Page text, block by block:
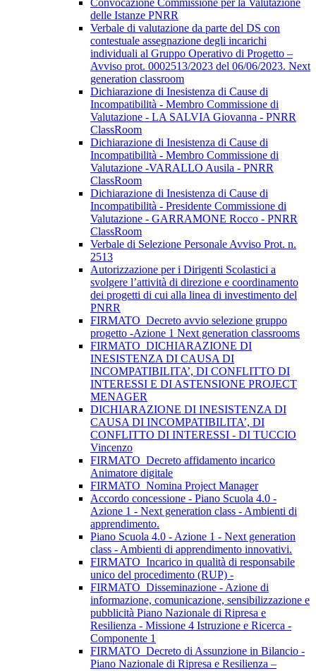
Convocazione Commissione per la Valutazione
delle Istanze PNRR
Verbale di valutazione da parte del DS con
contestuale assegnazione degli incarichi
individuali al Gruppo Operativo di Progetto –
Avviso prot. 0002513/2023 del 06/06/2023. Next
generation classroom
Dichiarazione di Inesistenza di Cause di
Incompatibilità - Membro Commissione di
Valutazione - LA SALVIA Giovanna - PNRR
ClassRoom
Dichiarazione di Inesistenza di Cause di
Incompatibilità - Membro Commissione di
Valutazione -VARALLO Ausila - PNRR
ClassRoom
Dichiarazione di Inesistenza di Cause di
Incompatibilità - Presidente Commissione di
Valutazione - GARRAMONE Rocco - PNRR
ClassRoom
Verbale di Selezione Personale Avviso Prot. n.
2513
Autorizzazione per i Dirigenti Scolastici a
svolgere l’attività di direzione e coordinamento
dei progetti di cui alla linea di investimento del
PNRR
FIRMATO_Decreto avvio selezione gruppo
progetto -Azione 1 Next generation classrooms
FIRMATO_DICHIARAZIONE DI
INESISTENZA DI CAUSA DI
INCOMPATIBILITA’, DI CONFLITTO DI
INTERESSI E DI ASTENSIONE PROJECT
MENAGER
DICHIARAZIONE DI INESISTENZA DI
CAUSA DI INCOMPATIBILITA’, DI
CONFLITTO DI INTERESSI - DI TUCCIO
Vincenzo
FIRMATO_Decreto affidamento incarico
Animatore digitale
FIRMATO_Nomina Project Manager
Accordo concessione - Piano Scuola 4.0 -
Azione 1 - Next generation class - Ambienti di
apprendimento.
Piano Scuola 4.0 - Azione 1 - Next generation
class - Ambienti di apprendimento innovativi.
FIRMATO_Incarico in qualità di responsabile
unico del procedimento (RUP) -
FIRMATO_Disseminazione - Azione di
informazione, comunicazione, sensibilizzazione e
pubblicità Piano Nazionale di Ripresa e
Resilienza - Missione 4 Istruzione e Ricerca -
Componente 1
FIRMATO_Decreto di Assunzione in Bilancio -
Piano Nazionale di Ripresa e Resilienza –